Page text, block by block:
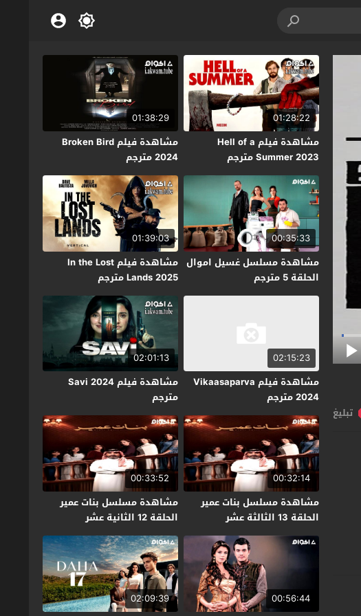
تبليغ
01:28:22
مشاهدة فيلم Hell of a
Summer 2023 مترجم
01:38:29
مشاهدة فيلم Broken Bird
2024 مترجم
00:35:33
مشاهدة مسلسل غسيل اموال
الحلقة 5 مترجم
01:39:03
مشاهدة فيلم In the Lost
Lands 2025 مترجم
02:15:23
مشاهدة فيلم Vikaasaparva
2024 مترجم
02:01:13
مشاهدة فيلم Savi 2024
مترجم
00:32:14
مشاهدة مسلسل بنات عمير
الحلقة 13 الثالثة عشر
00:33:52
مشاهدة مسلسل بنات عمير
الحلقة 12 الثانية عشر
00:56:44
02:09:39